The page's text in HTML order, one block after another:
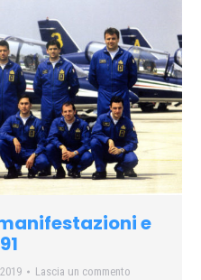
e
Lascia un commento